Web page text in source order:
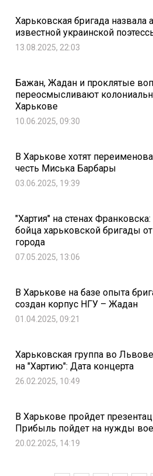
Харьковская бригада назвала
известной украинской
13.08.2025, 22:03
Бажан, Жадан и проклятые
переосмысливают
Харькове
10.06.2025, 09:30
В Харькове хотят
честь Миська Барбары
03.06.2025, 19:39
"Хартия" на стенах
бойца харьковской бригады
города
07.05.2025, 13:06
В Харькове на базе опыта
создан корпус НГУ – Жадан
01.04.2025, 09:21
Харьковская группа во
на "Хартию": Дата концерта
26.02.2025, 10:49
В Харькове пройдет
Прибыль пойдет на нужды
20.02.2025, 14:19